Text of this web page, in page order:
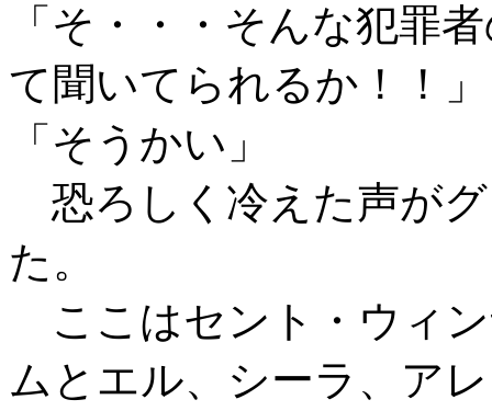
「そ・・・そんな犯罪
て聞いてられるか！！」
「そうかい」
恐ろしく冷えた声が
た。
ここはセント・ウィ
ムとエル、シーラ、アレ